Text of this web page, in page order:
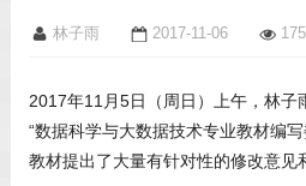
林子雨 2017-11-06
2017年11月5日（周日）上午，林子
“数据科学与大数据技术专业教材编
教材提出了大量有针对性的修改意